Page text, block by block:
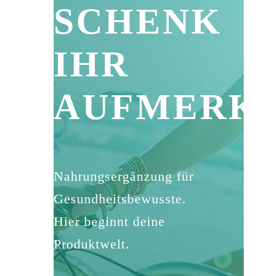
SCHENK
IHR
Nahrungsergänzung für
Gesundheitsbewusste.
Hier beginnt deine
Produktwelt.